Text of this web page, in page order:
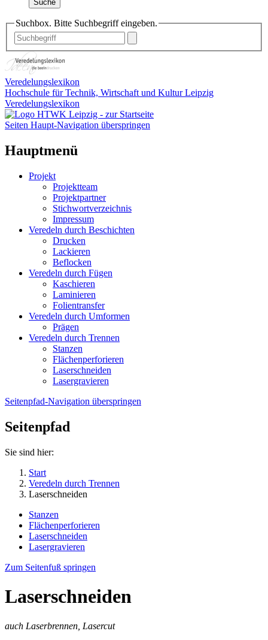
Suche
Suchbox. Bitte Suchbegriff eingeben.
Veredelungslexikon
Hochschule für Technik, Wirtschaft und Kultur Leipzig
Veredelungslexikon
Seiten Haupt-Navigation überspringen
Hauptmenü
Projekt
Projektteam
Projektpartner
Stichwortverzeichnis
Impressum
Veredeln durch Beschichten
Drucken
Lackieren
Beflocken
Veredeln durch Fügen
Kaschieren
Laminieren
Folientransfer
Veredeln durch Umformen
Prägen
Veredeln durch Trennen
Stanzen
Flächenperforieren
Laserschneiden
Lasergravieren
Seitenpfad-Navigation überspringen
Seitenpfad
Sie sind hier:
Start
Veredeln durch Trennen
Laserschneiden
Stanzen
Flächenperforieren
Laserschneiden
Lasergravieren
Zum Seitenfuß springen
Laserschneiden
auch Laserbrennen, Lasercut